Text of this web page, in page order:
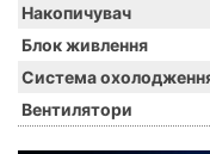
Накопичувач
Блок живлення
Система
Вентилятори